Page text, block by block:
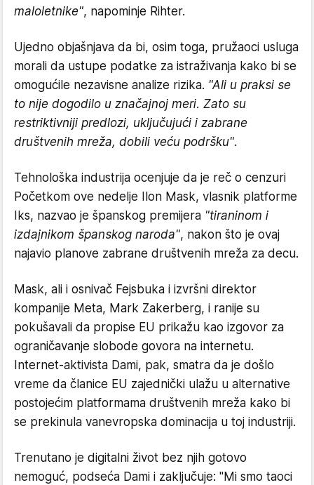
maloletnike", napominje Rihter.
Ujedno objašnjava da bi, osim toga, pružaoci usluga
morali da ustupe podatke za istraživanja kako bi se
omogućile nezavisne analize rizika. "Ali u praksi se
to nije dogodilo u značajnoj meri. Zato su
restriktivniji predlozi, uključujući i zabrane
društvenih mreža, dobili veću podršku".
Tehnološka industrija ocenjuje da je reč o cenzuri
Početkom ove nedelje Ilon Mask, vlasnik platforme
Iks, nazvao je španskog premijera "tiraninom i
izdajnikom španskog naroda", nakon što je ovaj
najavio planove zabrane društvenih mreža za decu.
Mask, ali i osnivač Fejsbuka i izvršni direktor
kompanije Meta, Mark Zakerberg, i ranije su
pokušavali da propise EU prikažu kao izgovor za
ograničavanje slobode govora na internetu.
Internet-aktivista Dami, pak, smatra da je došlo
vreme da članice EU zajednički ulažu u alternative
postojećim platformama društvenih mreža kako bi
se prekinula vanevropska dominacija u toj industriji.
Trenutano je digitalni život bez njih gotovo
nemoguć, podseća Dami i zaključuje: "Mi smo taoci